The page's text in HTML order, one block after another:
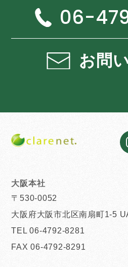
06-
お問
大阪本社
〒530-0052
大阪府大阪市北区南扇町1-5
TEL 06-4792-8281
FAX 06-4792-8291